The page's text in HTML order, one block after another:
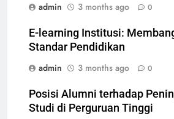
admin
3 months ago 0
E-learning Institusi:
Standar Pendidikan
admin
3 months ago 0
Posisi Alumni terhadap
Studi di Perguruan Tinggi